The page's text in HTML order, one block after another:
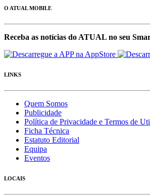
O ATUAL MOBILE
Receba as notícias do ATUAL no seu
LINKS
Quem Somos
Publicidade
Política de Privacidade e Termos de
Ficha Técnica
Estatuto Editorial
Equipa
Eventos
LOCAIS